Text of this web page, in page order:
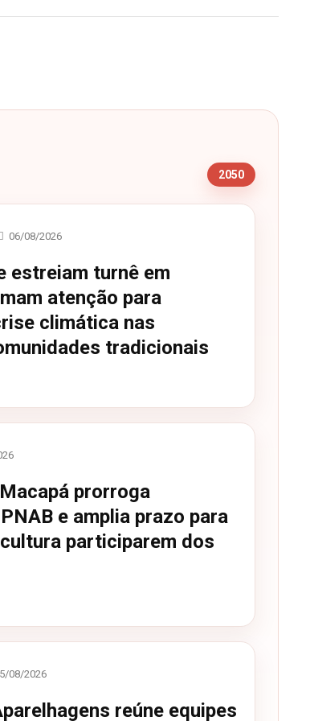
2050
06/08/2026
estreiam turnê em
atenção para
climática nas
tradicionais
prorroga
e amplia prazo para
participarem dos
08/2026
reúne equipes